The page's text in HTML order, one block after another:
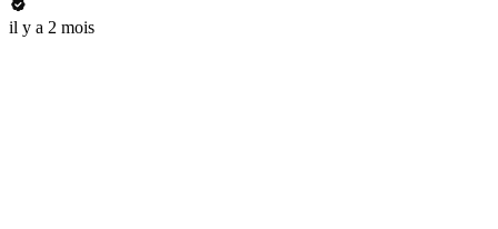
il y a 2 mois